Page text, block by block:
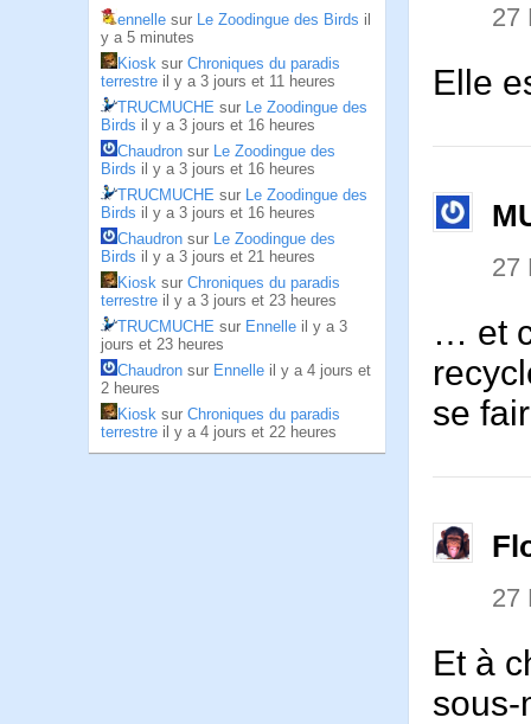
ennelle sur Le Zoodingue des Birds il
y a 5 minutes
Kiosk sur Chroniques du paradis
terrestre il y a 3 jours et 11 heures
TRUCMUCHE sur Le Zoodingue des
Birds il y a 3 jours et 16 heures
Chaudron sur Le Zoodingue des
Birds il y a 3 jours et 16 heures
TRUCMUCHE sur Le Zoodingue des
Birds il y a 3 jours et 16 heures
Chaudron sur Le Zoodingue des
Birds il y a 3 jours et 21 heures
Kiosk sur Chroniques du paradis
terrestre il y a 3 jours et 23 heures
TRUCMUCHE sur Ennelle il y a 3
jours et 23 heures
Chaudron sur Ennelle il y a 4 jours et
2 heures
Kiosk sur Chroniques du paradis
terrestre il y a 4 jours et 22 heures
27
Elle
27
… et
se
27
Et à
sous-